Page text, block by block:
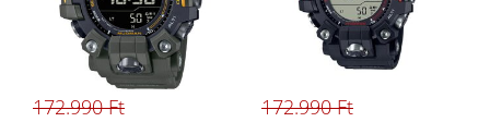
172.990 Ft
172.990 Ft